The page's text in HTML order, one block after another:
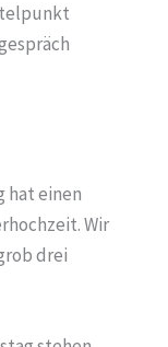
hat einen
Wir
drei